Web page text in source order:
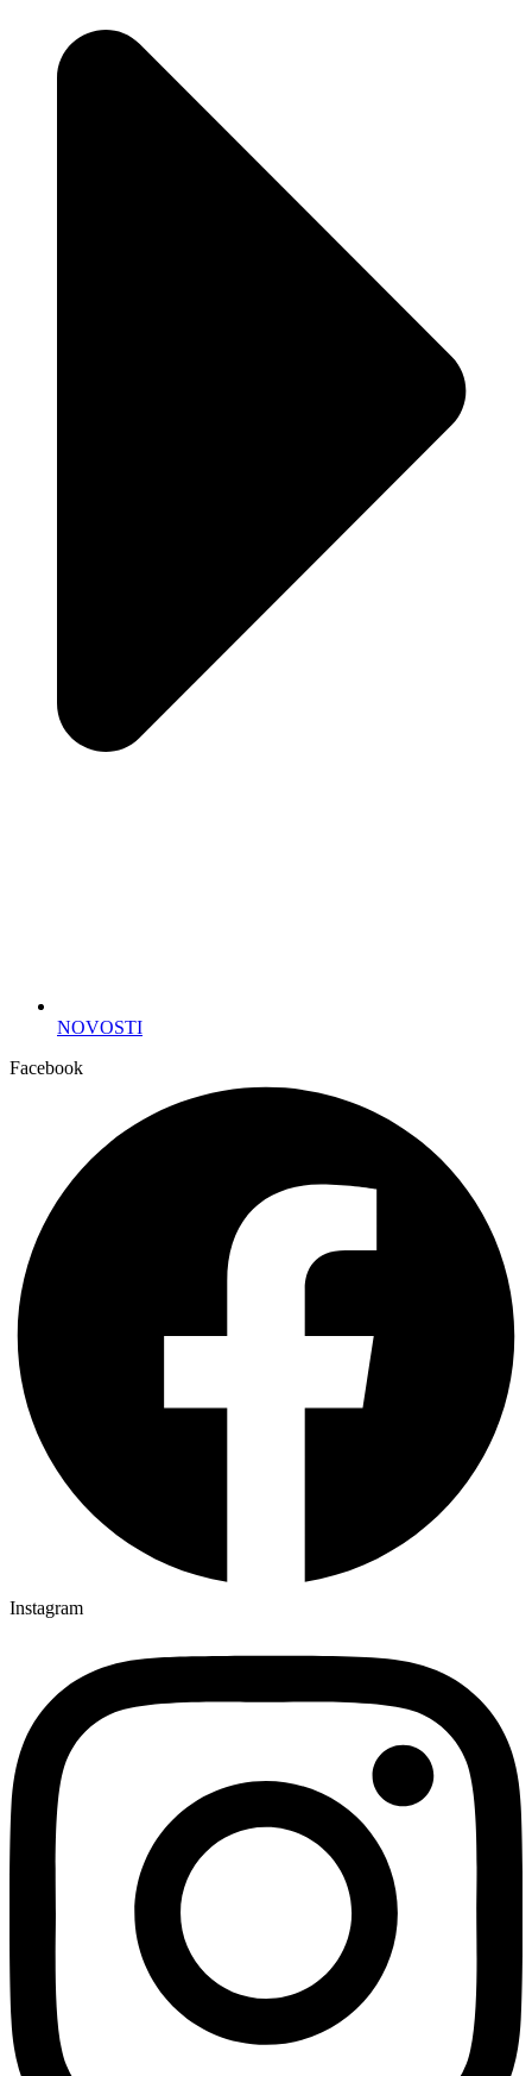
NOVOSTI
Facebook
Instagram